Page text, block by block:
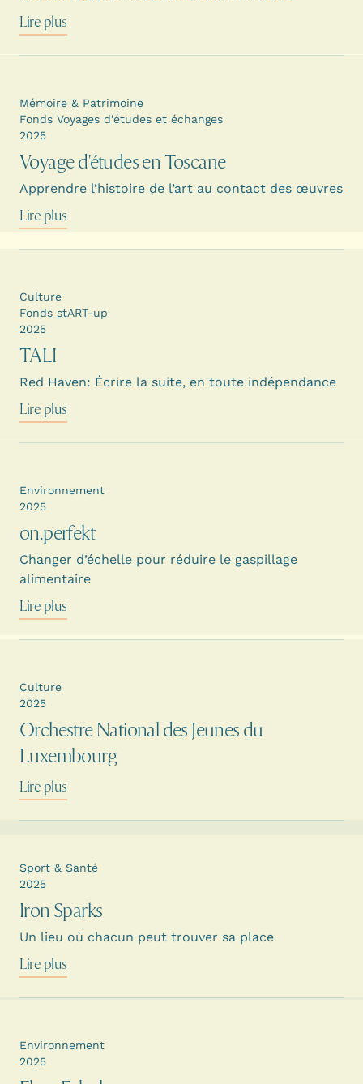
Lire plus
Voyage d'études en Toscane
Apprendre l’histoire de l’art au contact des œuvres
Mémoire & Patrimoine
Fonds Voyages d’études et échanges
2025
Lire plus
TALI
Red Haven: Écrire la suite, en toute indépendance
Culture
Fonds stART-up
2025
Lire plus
on.perfekt
Changer d’échelle pour réduire le gaspillage
alimentaire
Environnement
2025
Lire plus
Orchestre National des Jeunes du
Luxembourg
Culture
2025
Lire plus
Iron Sparks
Un lieu où chacun peut trouver sa place
Sport & Santé
2025
Lire plus
Environnement
2025